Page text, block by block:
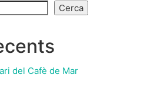
Cerca
del Cafè de Mar